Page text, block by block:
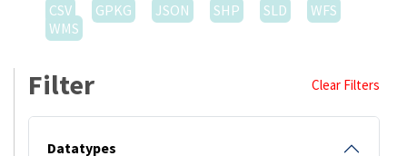
CSV
GPKG JSON SHP SLD
WFS
WMS
Filter Clear Filters
Datatypes